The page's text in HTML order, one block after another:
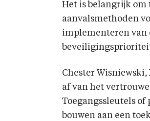
Het is belangrijk
aanvalsmethoden
implementeren van
Chester Wisniewski,
af van het
Toegangssleutels of
bouwen aan een